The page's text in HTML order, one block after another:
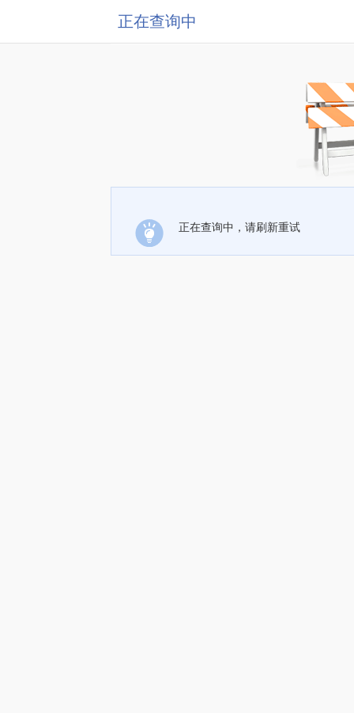
正在查询中
正在查询中，请刷新重试